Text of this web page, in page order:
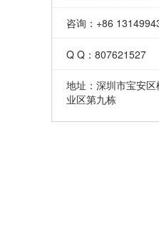
咨询：+86
Q Q：807621527
地址：深圳市宝安
业区第九栋